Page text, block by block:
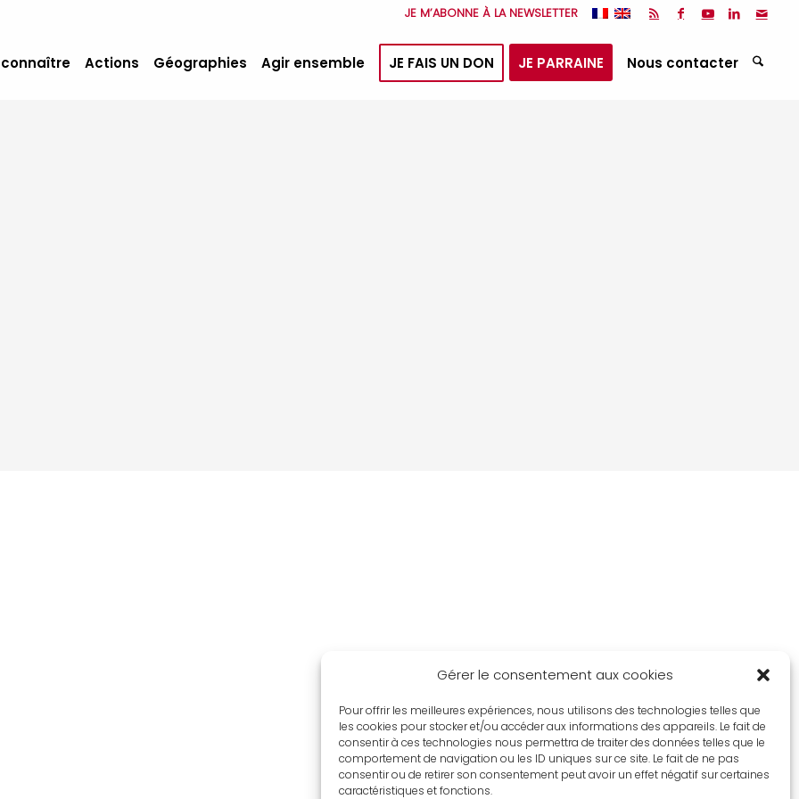
Gérer le consentement aux cookies
Pour offrir les meilleures expériences, nous utilisons des technologies telles que
les cookies pour stocker et/ou accéder aux informations des appareils. Le fait de
consentir à ces technologies nous permettra de traiter des données telles que le
comportement de navigation ou les ID uniques sur ce site. Le fait de ne pas
consentir ou de retirer son consentement peut avoir un effet négatif sur certaines
caractéristiques et fonctions.
JE M’ABONNE À LA NEWSLETTER
connaître Actions Géographies Agir ensemble JE FAIS UN DON JE PARRAINE Nous contacter